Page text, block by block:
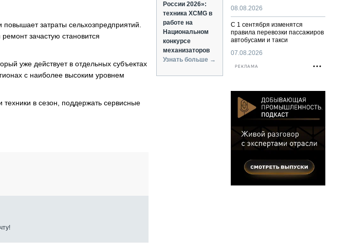
затраты сельхозпредприятий.
зачастую становится
уже действует в отдельных субъектах
с наиболее высоким уровнем
в сезон, поддержать сервисные
России 2026»:
техника XCMG в
работе на
Национальном
конкурсе
механизаторов
Узнать больше →
08.08.2026
С 1 сентября изменятся
правила перевозки пассажиров
автобусами и такси
07.08.2026
РЕКЛАМА